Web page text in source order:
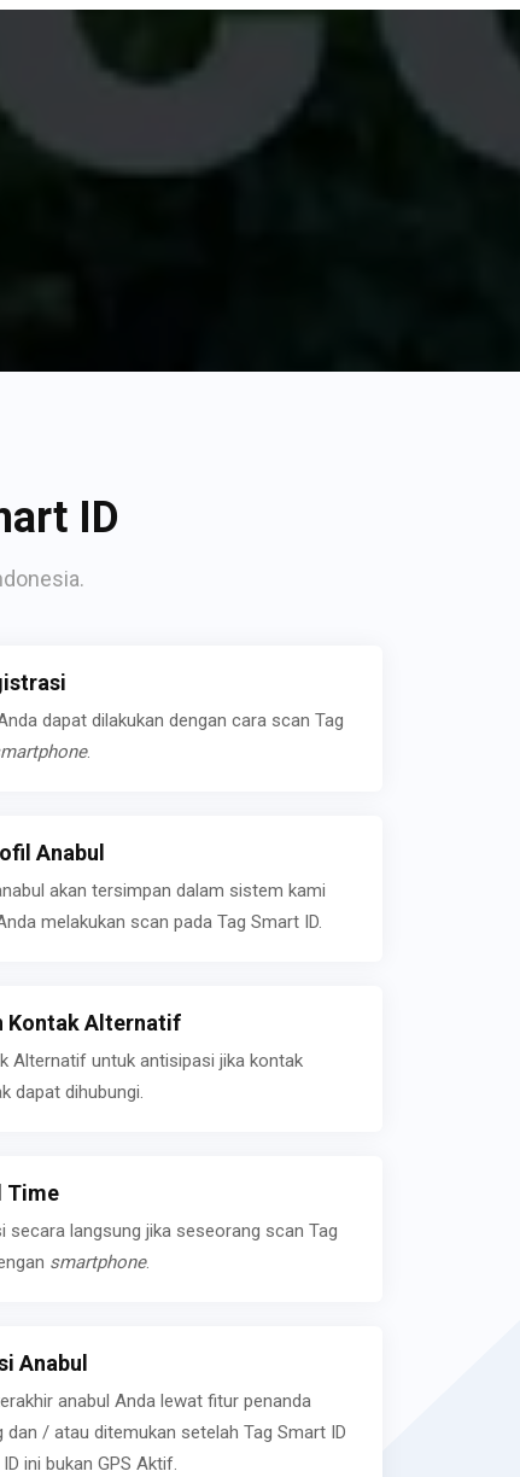
ID
dapat dilakukan dengan cara scan Tag
.
Anabul
akan tersimpan dalam sistem kami
melakukan scan pada Tag Smart ID.
Kontak Alternatif
Alternatif untuk antisipasi jika kontak
dapat dihubungi.
Time
secara langsung jika seseorang scan Tag
smartphone.
Anabul
anabul Anda lewat fitur penanda
dan / atau ditemukan setelah Tag Smart ID
ini bukan GPS Aktif.